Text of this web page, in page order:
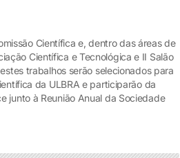
Científica e, dentro das áreas de
Científica e Tecnológica e II Salão
trabalhos serão selecionados para
da ULBRA e participarão da
junto à Reunião Anual da Sociedade